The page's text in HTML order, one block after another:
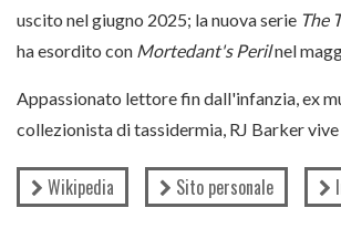
uscito nel giugno 2025; la nuova serie The
ha esordito con Mortedant's Perilnel
Appassionato lettore fin dall'infanzia, ex
collezionista di tassidermia, RJ Barker vive
Wikipedia Sito personale